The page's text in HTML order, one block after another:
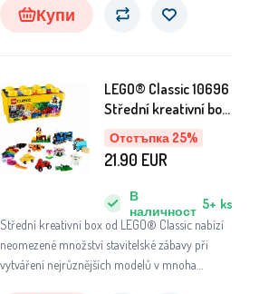
Купи
Отстъпка 25%
LEGO® Classic 10696
Střední kreativní box
LEGO®
Střední kreativní box od LEGO® Classic nabízí
neomezené množství stavitelské zábavy při
vytváření nejrůznějších modelů v mnoha
В
наличност 5+ ks
21.90 EUR